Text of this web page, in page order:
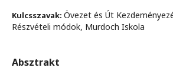
Kulcsszavak: Övezet és Út
Részvételi módok, Murdoch Iskola
Absztrakt